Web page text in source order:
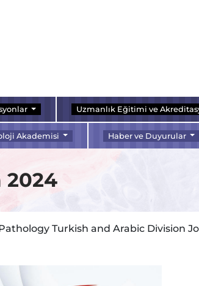
Uzmanlık Eğitimi ve
Akademisi Haber ve Duyurular
2024
Turkish and Arabic Division